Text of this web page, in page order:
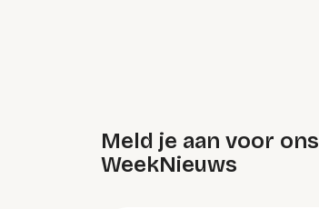
Meld je aan voor ons
WeekNieuws